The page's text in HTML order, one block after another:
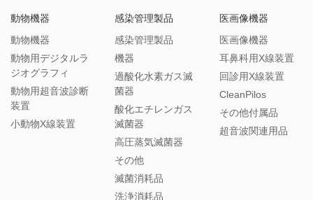
動物機器
動物機器
動物用デジタルラ
ジオグラフィ
動物用超音波診断
装置
小動物X線装置
感染管理製品
感染管理製品
機器
過酸化水素ガス滅
菌器
酸化エチレンガス
滅菌器
高圧蒸気滅菌器
その他
滅菌消耗品
洗浄消耗品
医画像機器
医画像機器
耳鼻科用X線装置
回診用X線装置
CleanPilos
その他付属品
超音波関連用品